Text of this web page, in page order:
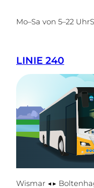
Mo–Sa von 5–22
LINIE 240
Wismar ◀▶